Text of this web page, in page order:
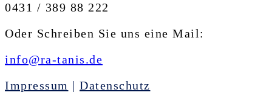
0431 / 389 88 222
Oder Schreiben Sie uns eine Mail:
info@ra-tanis.de
Impressum | Datenschutz